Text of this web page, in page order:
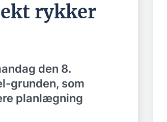
rykker
den 8.
grunden, som
planlægning